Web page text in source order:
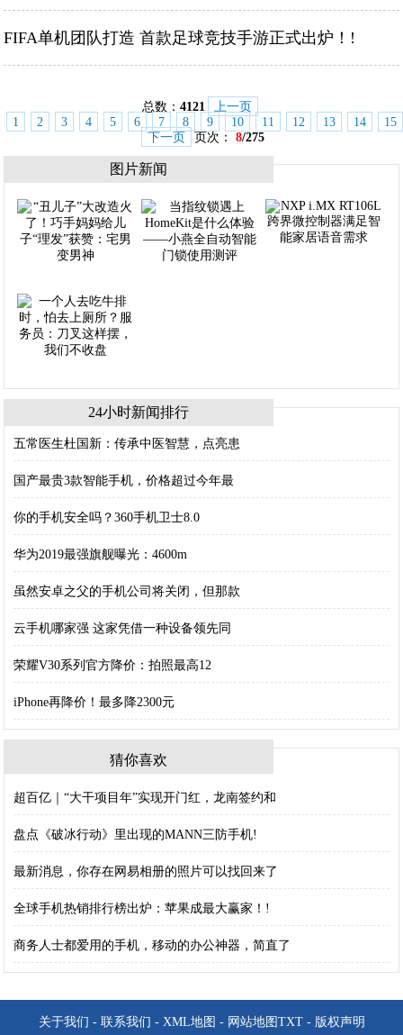
FIFA单机团队打造 首款足球竞技手游正式出炉！!
总数： 4121
上一页
1
2 3 4 5 6 7 8 9 10 11 12 13 14
15
下一页
页次： 8/275
图片新闻
24小时新闻排行
五常医生杜国新：传承中医智慧，点亮患
国产最贵3款智能手机，价格超过今年最
你的手机安全吗？360手机卫士8.0
华为2019最强旗舰曝光：4600m
虽然安卓之父的手机公司将关闭，但那款
云手机哪家强 这家凭借一种设备领先同
荣耀V30系列官方降价：拍照最高12
iPhone再降价！最多降2300元
猜你喜欢
超百亿｜“大干项目年”实现开门红，龙南签约和
盘点《破冰行动》里出现的MANN三防手机!
最新消息，你存在网易相册的照片可以找回来了
全球手机热销排行榜出炉：苹果成最大赢家！!
商务人士都爱用的手机，移动的办公神器，简直了
关于我们 - 联系我们 - XML地图 - 网站地图 TXT- 版权声明